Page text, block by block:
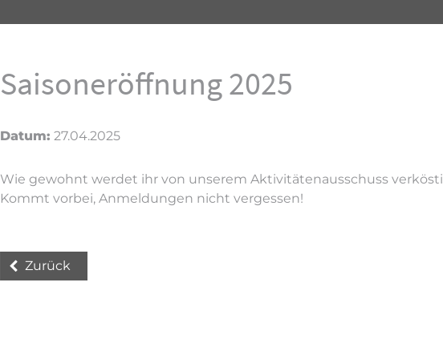
Saisoneröffnung 2025
Datum: 27.04.2025
Wie gewohnt werdet ihr von unserem Aktivitätenausschuss
Kommt vorbei, Anmeldungen nicht vergessen!
Zurück